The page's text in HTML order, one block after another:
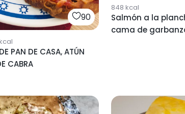
90
PAN DE CASA, ATÚN
CABRA
848 kcal
Salmón a la
cama de